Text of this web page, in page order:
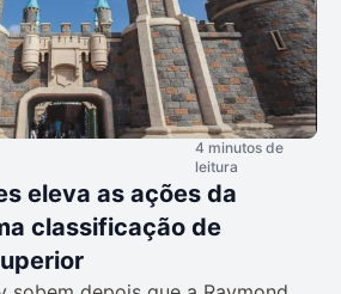
4 minutos de
leitura
eleva as ações da
classificação de